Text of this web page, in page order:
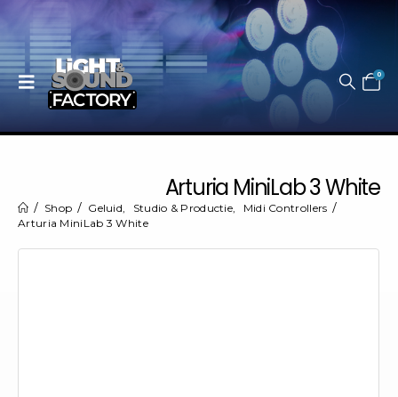
0
Arturia MiniLab 3 White
Shop Geluid, Studio & Productie,
Midi Controllers
Arturia MiniLab 3 White